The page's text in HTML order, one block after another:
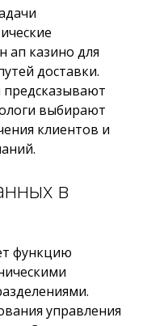
ап казино для
доставки.
выбирают
клиентов и
в
функцию
управления